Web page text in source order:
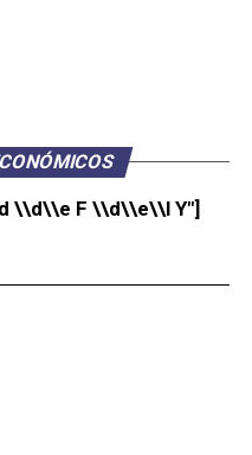
\\d\\e F \\d\\e\\l Y"]